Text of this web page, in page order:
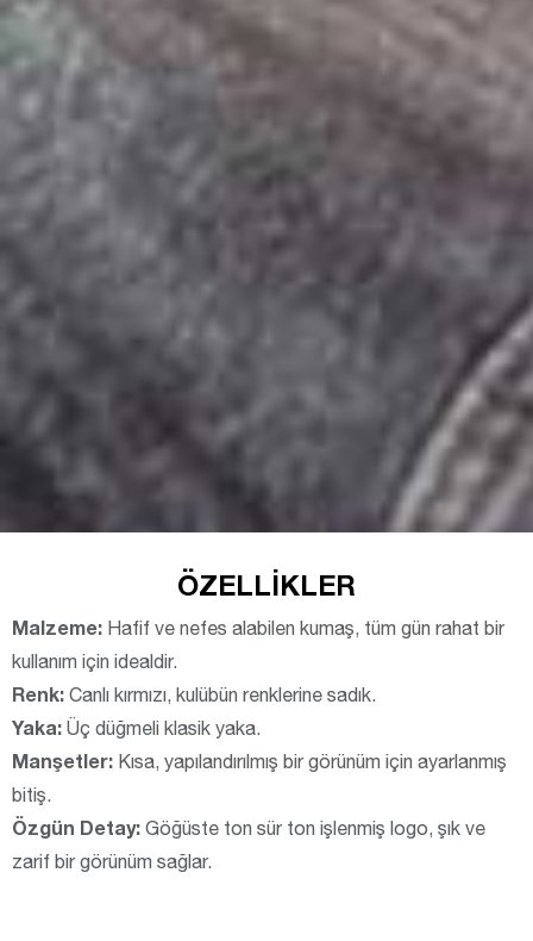
ÖZELLIKLER
Malzeme: Hafif ve nefes alabilen kumaş, tüm gün rahat bir
kullanım için idealdir.
Renk: Canlı kırmızı, kulübün renklerine sadık.
Yaka: Üç düğmeli klasik yaka.
Manşetler: Kısa, yapılandırılmış bir görünüm için ayarlanmış
bitiş.
Özgün Detay: Göğüste ton sür ton işlenmiş logo, şık ve
zarif bir görünüm sağlar.